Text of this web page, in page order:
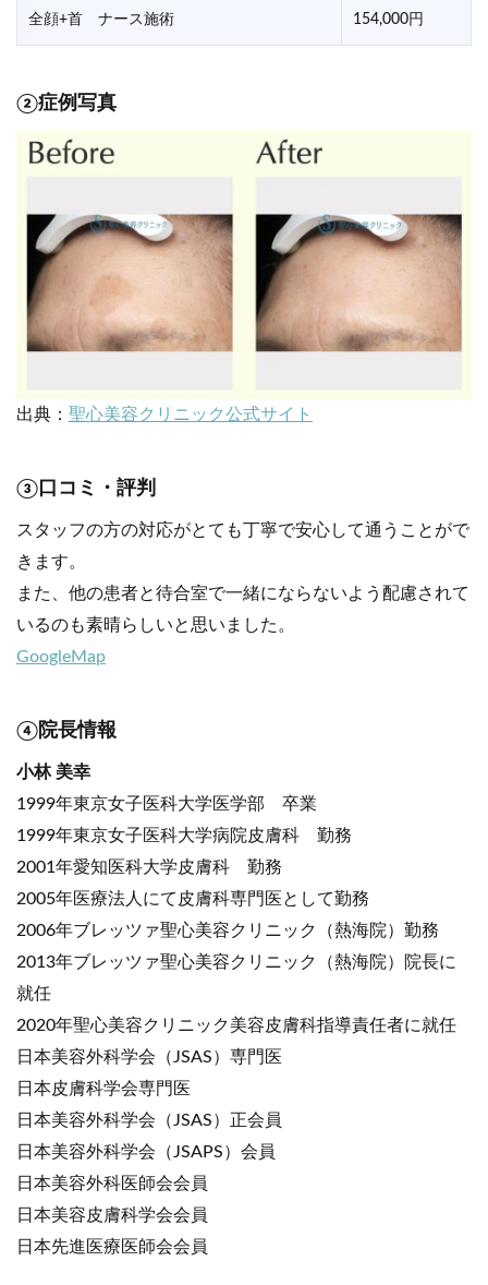
全顔+首 ナース施術 154,000円
②症例写真
出典： 聖心美容クリニック公式サイト
③口コミ・評判
スタッフの方の対応がとても丁寧で安心して通うことがで
きます。
また、他の患者と待合室で一緒にならないよう配慮されて
いるのも素晴らしいと思いました。
GoogleMap
④院長情報
小林 美幸
1999年東京女子医科大学医学部 卒業
1999年東京女子医科大学病院皮膚科 勤務
2001年愛知医科大学皮膚科 勤務
2005年医療法人にて皮膚科専門医として勤務
2006年ブレッツァ聖心美容クリニック（熱海院）勤務
2013年ブレッツァ聖心美容クリニック（熱海院）院長に
就任
2020年聖心美容クリニック美容皮膚科指導責任者に就任
日本美容外科学会（JSAS）専門医
日本皮膚科学会専門医
日本美容外科学会（JSAS）正会員
日本美容外科学会（JSAPS）会員
日本美容外科医師会会員
日本美容皮膚科学会会員
日本先進医療医師会会員